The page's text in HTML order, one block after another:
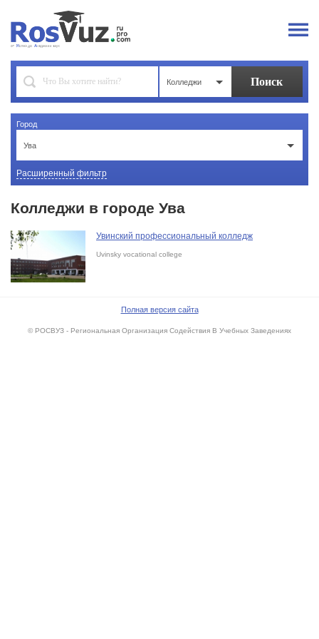
Колледжи
Город
Ува
Расширенный фильтр
Колледжи в городе Ува
Увинский профессиональный колледж
Uvinsky vocational college
Полная версия сайта
© РОСВУЗ - Региональная Организация Содействия В Учебных Заведениях